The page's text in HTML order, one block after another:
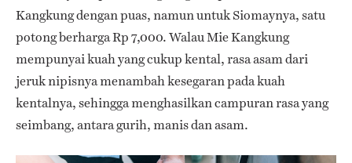
Kangkung dengan puas, namun untuk Siomaynya, satu
potong berharga Rp 7,000. Walau Mie Kangkung
mempunyai kuah yang cukup kental, rasa asam dari
jeruk nipisnya menambah kesegaran pada kuah
kentalnya, sehingga menghasilkan campuran rasa yang
seimbang, antara gurih, manis dan asam.